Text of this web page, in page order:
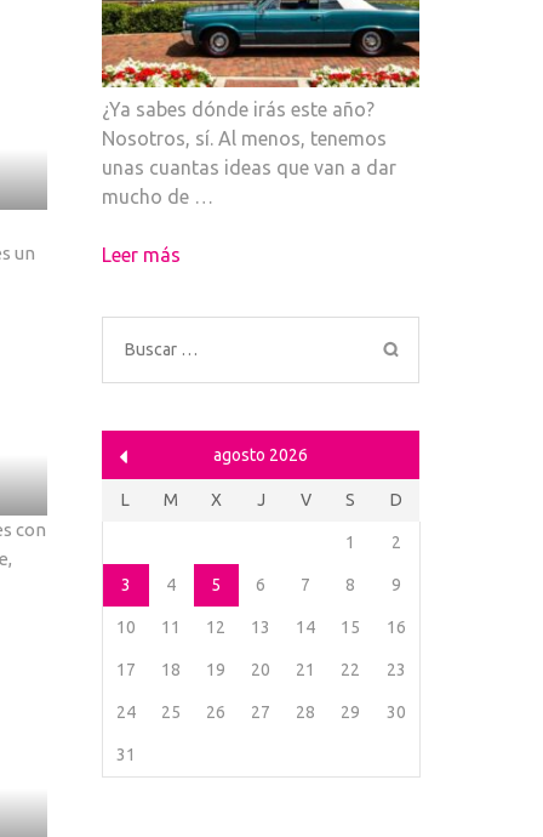
un
con
¿Ya sabes dónde irás este año?
Nosotros, sí. Al menos, tenemos
unas cuantas ideas que van a dar
mucho de …
Leer más
Buscar:
agosto 2026
L M X J V S D
1 2
3 4 5 6 7 8 9
10 11 12 13 14 15 16
17 18 19 20 21 22 23
24 25 26 27 28 29 30
31